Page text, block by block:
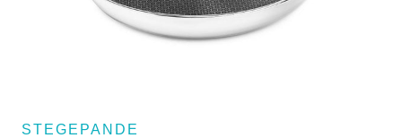
STEGEPANDE